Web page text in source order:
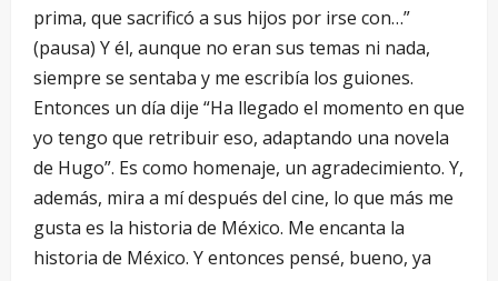
prima, que sacrificó a sus hijos por irse con…”
(pausa) Y él, aunque no eran sus temas ni nada,
siempre se sentaba y me escribía los guiones.
Entonces un día dije “Ha llegado el momento en que
yo tengo que retribuir eso, adaptando una novela
de Hugo”. Es como homenaje, un agradecimiento. Y,
además, mira a mí después del cine, lo que más me
gusta es la historia de México. Me encanta la
historia de México. Y entonces pensé, bueno, ya